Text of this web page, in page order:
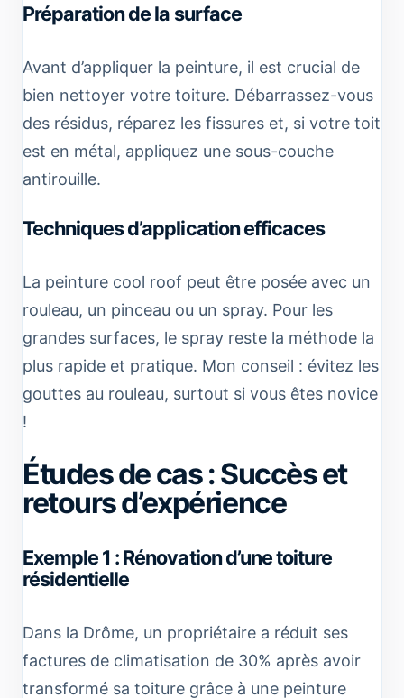
Préparation de la surface
Avant d’appliquer la peinture, il est crucial de
bien nettoyer votre toiture. Débarrassez-vous
des résidus, réparez les fissures et, si votre toit
est en métal, appliquez une sous-couche
antirouille.
Techniques d’application efficaces
La peinture cool roof peut être posée avec un
rouleau, un pinceau ou un spray. Pour les
grandes surfaces, le spray reste la méthode la
plus rapide et pratique. Mon conseil : évitez les
gouttes au rouleau, surtout si vous êtes novice
!
Études de cas : Succès et
retours d’expérience
Exemple 1 : Rénovation d’une toiture
résidentielle
Dans la Drôme, un propriétaire a réduit ses
factures de climatisation de 30% après avoir
transformé sa toiture grâce à une peinture